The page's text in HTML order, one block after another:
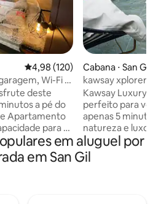
4,98 de uma avaliação média de
4,98 (120)
Wi-Fi e
deste
a pé do
para 6
2
em uma cama
de solteiro e 1
Cabana ⋅ San Gil
kawsay xplorer
Kawsay Luxury
perfeito para
apenas 5 minutos
natureza e luxo
para casais
aconchegante
size e um sofá-
em aluguel por
em San Gil